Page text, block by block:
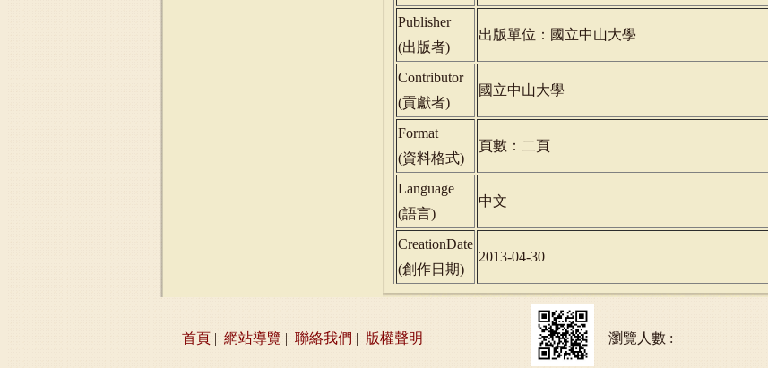
Publisher
(出版者)
出版單位：國立中山大學
Contributor
(貢獻者)
國立中山大學
Format
(資料格式)
頁數：二頁
Language
(語言)
中文
CreationDate
(創作日期)
2013-04-30
首頁 | 網站導覽 | 聯絡我們 | 版權聲明 瀏覽人數 :